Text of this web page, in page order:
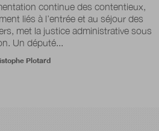
continue des contentieux,
liés à l’entrée et au séjour des
met la justice administrative sous
Un député...
Plotard